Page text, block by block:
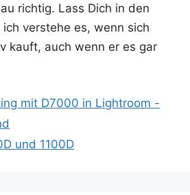
rich­tig. Lass Dich in den
ver­ste­he es, wenn sich
kauft, auch wenn er es gar
mit D7000 in Lightroom -
und 1100D